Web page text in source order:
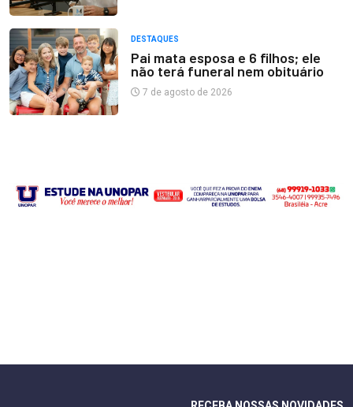
DESTAQUES
Pai mata esposa e 6 filhos; ele
não terá funeral nem obituário
7 de agosto de 2026